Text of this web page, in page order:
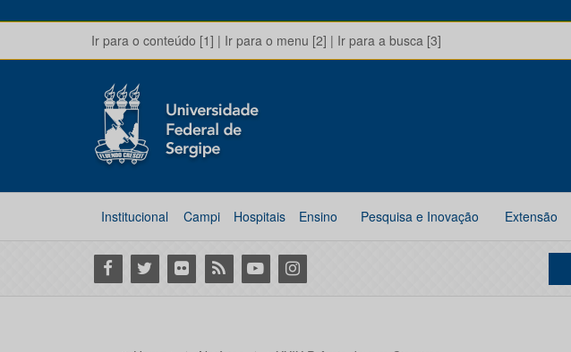
Ir para o conteúdo [1] | Ir para o menu [2] | Ir para a busca [3]
Institucional Campi Hospitais Ensino Pesquisa e Inovação Extensão
Facebook
Twitter Flickr RSS YoutubeInstagram